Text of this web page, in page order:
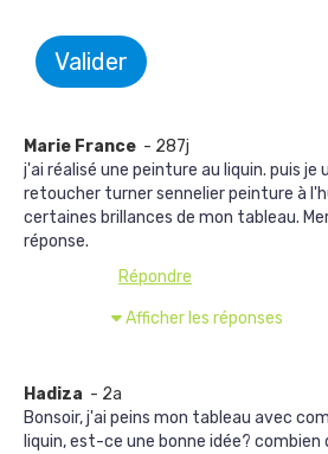
Valider
Marie France - 287j
j'ai réalisé une peinture au liquin. puis je
retoucher turner sennelier peinture à
certaines brillances de mon tableau.
réponse.
Répondre
Afficher les réponses
Hadiza - 2a
Bonsoir, j'ai peins mon tableau avec
liquin, est-ce une bonne idée?